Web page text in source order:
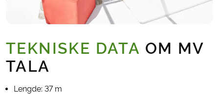
TEKNISKE DATA OM MV
TALA
Lengde: 37 m